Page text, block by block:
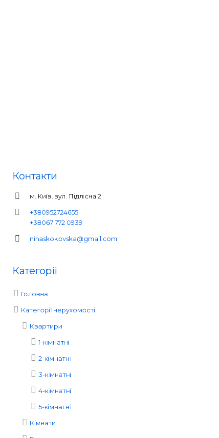
Контакти
м. Київ, вул. Підлісна 2
+380952724655
+38067 772 0939
ninaskokovska@gmail.com
Категорії
Головна
Категорії нерухомості
Квартири
1-кімнатні
2-кімнатні
3-кімнатні
4-кімнатні
5-кімнатні
Кімнати